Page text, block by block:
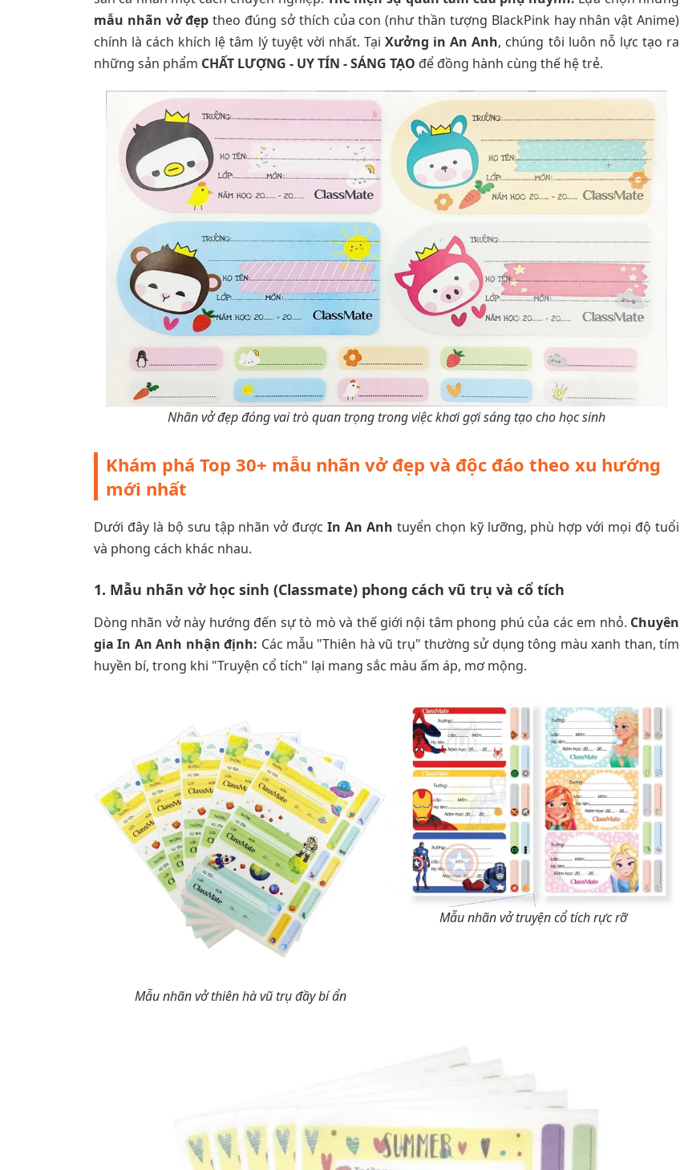
mẫu nhãn vở đẹp theo đúng sở thích của con (như thần tượng BlackPink hay nhân vật Anime)
chính là cách khích lệ tâm lý tuyệt vời nhất. TạiXưởng in An Anh, chúng tôi luôn nỗ lực tạo ra
những sản phẩm CHẤT LƯỢNG - UY TÍN - SÁNG TẠO để đồng hành cùng thế hệ trẻ.
Nhãn vở đẹp đóng vai trò quan trọng trong việc khơi gợi sáng tạo cho học sinh
Khám phá Top 30+ mẫu nhãn vở đẹp và độc đáo theo xu hướng
mới nhất
Dưới đây là bộ sưu tập nhãn vở đượcIn An Anh tuyển chọn kỹ lưỡng, phù hợp với mọi độ tuổi
và phong cách khác nhau.
1. Mẫu nhãn vở học sinh (Classmate) phong cách vũ trụ và cổ tích
Dòng nhãn vở này hướng đến sự tò mò và thế giới nội tâm phong phú của các em nhỏ. Chuyên
gia In An Anh nhận định: Các mẫu "Thiên hà vũ trụ" thường sử dụng tông màu xanh than, tím
huyền bí, trong khi "Truyện cổ tích" lại mang sắc màu ấm áp, mơ mộng.
Mẫu nhãn vở thiên hà vũ trụ đầy bí ẩn
Mẫu nhãn vở truyện cổ tích rực rỡ